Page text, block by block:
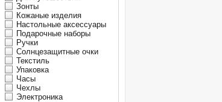
Зонты
Кожаные изделия
Настольные аксессуары
Подарочные наборы
Ручки
Солнцезащитные очки
Текстиль
Упаковка
Часы
Чехлы
Электроника